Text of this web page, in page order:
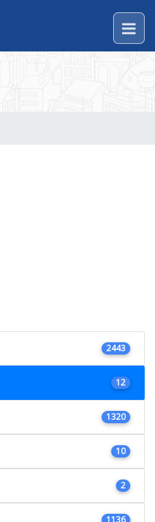
2443
12
1320
10
2
1136